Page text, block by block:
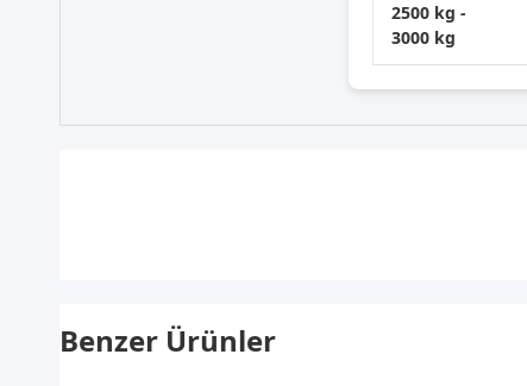
2500 kg -
3000 kg
Benzer Ürünler